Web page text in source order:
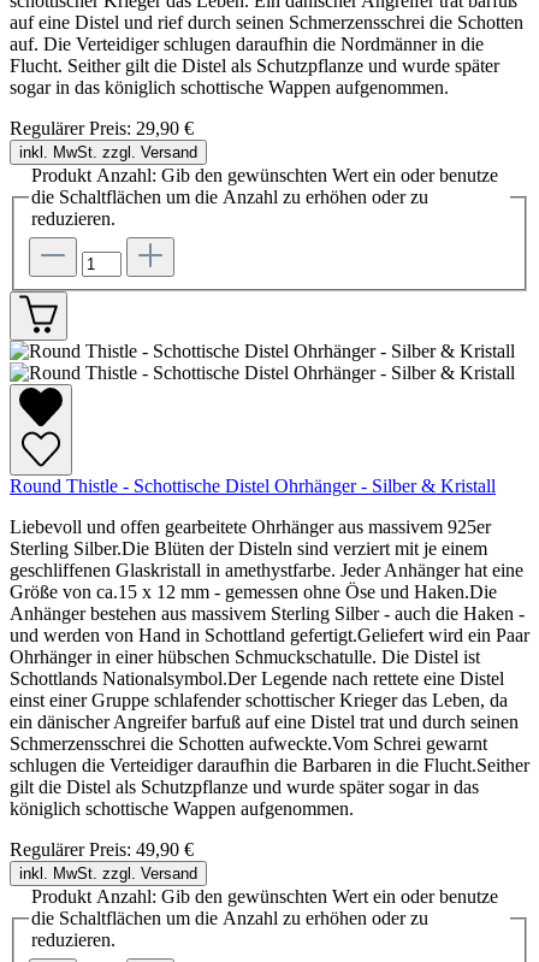
auf eine Distel und rief durch seinen Schmerzensschrei die Schotten
auf. Die Verteidiger schlugen daraufhin die Nordmänner in die
Flucht. Seither gilt die Distel als Schutzpflanze und wurde später
sogar in das königlich schottische Wappen aufgenommen.
Regulärer Preis: 29,90 €
inkl. MwSt. zzgl. Versand
Produkt Anzahl: Gib den gewünschten Wert ein oder benutze
die Schaltflächen um die Anzahl zu erhöhen oder zu
reduzieren.
Round Thistle - Schottische Distel Ohrhänger - Silber & Kristall
Liebevoll und offen gearbeitete Ohrhänger aus massivem 925er
Sterling Silber.Die Blüten der Disteln sind verziert mit je einem
geschliffenen Glaskristall in amethystfarbe. Jeder Anhänger hat eine
Größe von ca.15 x 12 mm - gemessen ohne Öse und Haken.Die
Anhänger bestehen aus massivem Sterling Silber - auch die Haken -
und werden von Hand in Schottland gefertigt.Geliefert wird ein Paar
Ohrhänger in einer hübschen Schmuckschatulle. Die Distel ist
Schottlands Nationalsymbol.Der Legende nach rettete eine Distel
einst einer Gruppe schlafender schottischer Krieger das Leben, da
ein dänischer Angreifer barfuß auf eine Distel trat und durch seinen
Schmerzensschrei die Schotten aufweckte.Vom Schrei gewarnt
schlugen die Verteidiger daraufhin die Barbaren in die Flucht.Seither
gilt die Distel als Schutzpflanze und wurde später sogar in das
königlich schottische Wappen aufgenommen.
Regulärer Preis: 49,90 €
inkl. MwSt. zzgl. Versand
Produkt Anzahl: Gib den gewünschten Wert ein oder benutze
die Schaltflächen um die Anzahl zu erhöhen oder zu
reduzieren.